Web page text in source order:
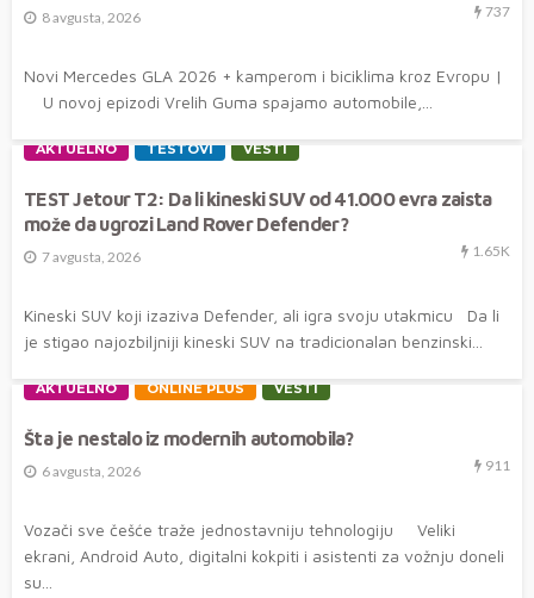
8 avgusta, 2026 737
Novi Mercedes GLA 2026 + kamperom i biciklima kroz Evropu |
U novoj epizodi Vrelih Guma spajamo automobile,...
AKTUELNO TESTOVI VESTI
TEST Jetour T2: Da li kineski SUV od 41.000 evra zaista
može da ugrozi Land Rover Defender?
7 avgusta, 2026 1.65K
Kineski SUV koji izaziva Defender, ali igra svoju utakmicu Da li
je stigao najozbiljniji kineski SUV na tradicionalan benzinski...
AKTUELNO ONLINE PLUS VESTI
Šta je nestalo iz modernih automobila?
6 avgusta, 2026 911
Vozači sve češće traže jednostavniju tehnologiju Veliki
ekrani, Android Auto, digitalni kokpiti i asistenti za vožnju doneli
su...